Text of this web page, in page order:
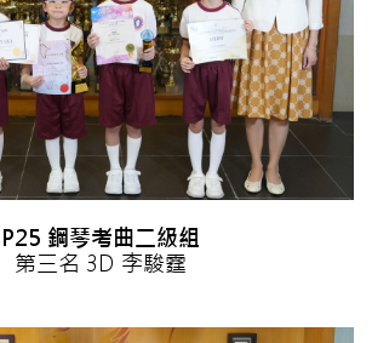
P25 鋼琴考曲二級組
第三名 3D 李駿霆